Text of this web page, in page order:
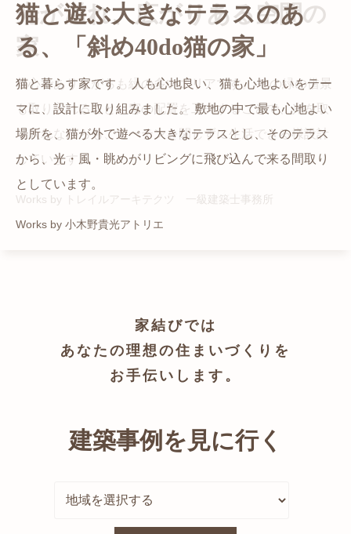
猫と暮らす家です。 人も心地良い、猫も心地よいをテー
マに、設計に取り組みました。 敷地の中で最も心地よい
場所を、猫が外で遊べる大きなテラスとし、そのテラス
から、光・風・眺めがリビングに飛び込んで来る間取り
としています。
Works by 小木野貴光アトリエ
光が溢れ、広がりある空間の
家
都心でありながらも緑の多いエリアです。 その緑の借景
も取り入れること、窓の配置を工夫することで、光を取
り入れながらも、カーテンを閉じずに生活できる様設計
しています。
Works by トレイルアーキテクツ 一級建築士事務所
自然の中の岩山を切り開いて造った、ワイルドなゲスト
ハウスをイメージした空間が広がる都市型住宅です。
かつての機織り工場が、その趣を残しつつ孫世帯の住居
へと蘇りました。
家結びでは
あなたの理想の住まいづくりを
お手伝いします。
建築事例を見に行く